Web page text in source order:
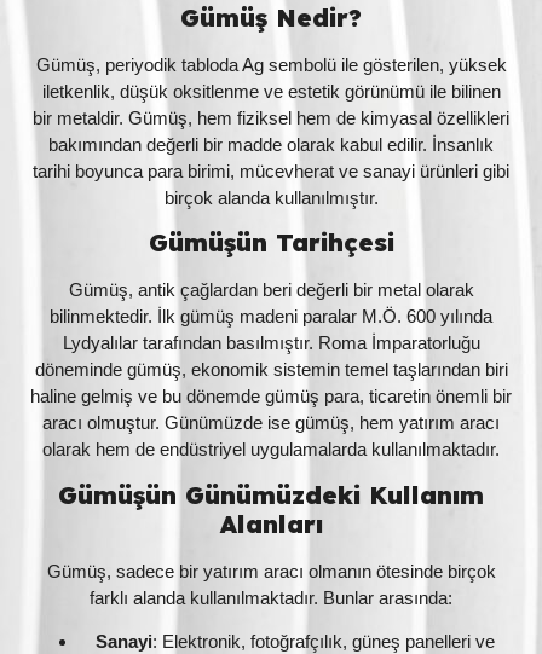
Gümüş Nedir?
Gümüş, periyodik tabloda Ag sembolü ile gösterilen, yüksek
iletkenlik, düşük oksitlenme ve estetik görünümü ile bilinen
bir metaldir. Gümüş, hem fiziksel hem de kimyasal özellikleri
bakımından değerli bir madde olarak kabul edilir. İnsanlık
tarihi boyunca para birimi, mücevherat ve sanayi ürünleri gibi
birçok alanda kullanılmıştır.
Gümüşün Tarihçesi
Gümüş, antik çağlardan beri değerli bir metal olarak
bilinmektedir. İlk gümüş madeni paralar M.Ö. 600 yılında
Lydyalılar tarafından basılmıştır. Roma İmparatorluğu
döneminde gümüş, ekonomik sistemin temel taşlarından biri
haline gelmiş ve bu dönemde gümüş para, ticaretin önemli bir
aracı olmuştur. Günümüzde ise gümüş, hem yatırım aracı
olarak hem de endüstriyel uygulamalarda kullanılmaktadır.
Gümüşün Günümüzdeki Kullanım
Alanları
Gümüş, sadece bir yatırım aracı olmanın ötesinde birçok
farklı alanda kullanılmaktadır. Bunlar arasında:
Sanayi: Elektronik, fotoğrafçılık, güneş panelleri ve